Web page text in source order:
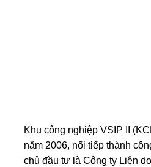
Khu công nghiệp VSIP II
năm 2006, nối tiếp thành
chủ đầu tư là Công ty Liên